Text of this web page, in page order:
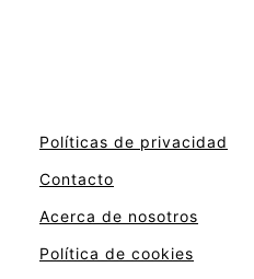
Políticas de privacidad
Contacto
Acerca de nosotros
Política de cookies